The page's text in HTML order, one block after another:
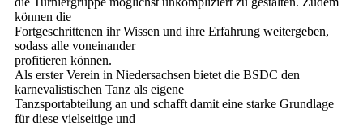
können die
Fortgeschrittenen ihr Wissen und ihre Erfahrung weitergeben,
sodass alle voneinander
profitieren können.
Als erster Verein in Niedersachsen bietet die BSDC den
karnevalistischen Tanz als eigene
Tanzsportabteilung an und schafft damit eine starke Grundlage
für diese vielseitige und